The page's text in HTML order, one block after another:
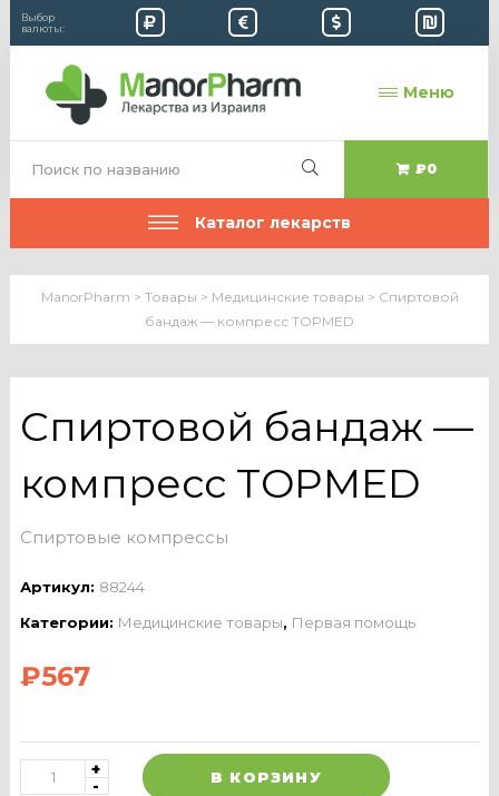
Выбор
валюты:
Меню
₽0
Каталог лекарств
ManorPharm > Товары > Медицинские товары > Спиртовой
бандаж — компресс TOPMED
Спиртовой бандаж —
компресс TOPMED
Спиртовые компрессы
Артикул: 88244
Категории: Медицинские товары, Первая помощь
₽567
В КОРЗИНУ